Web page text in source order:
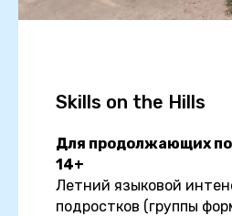
Skills on the Hills
Для продолжающих
14+
Летний языковой
подростков (группы